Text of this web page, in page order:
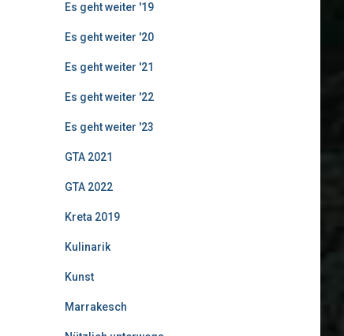
Es geht weiter '19
Es geht weiter '20
Es geht weiter '21
Es geht weiter '22
Es geht weiter '23
GTA 2021
GTA 2022
Kreta 2019
Kulinarik
Kunst
Marrakesch